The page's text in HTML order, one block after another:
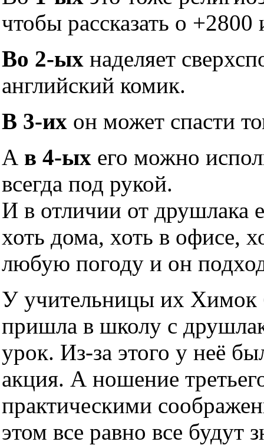
чтобы рассказать о +2800
Во 2-ых наделяет
английский комик.
В 3-их он может спасти
А в 4-ых его можно
всегда под рукой.
И в отличии от друшлака
хоть дома, хоть в офисе,
любую погоду и он
У учительницы их Химок
пришла в школу с
урок. Из-за этого у неё
акция. А ношение
практическими
этом все равно все будут